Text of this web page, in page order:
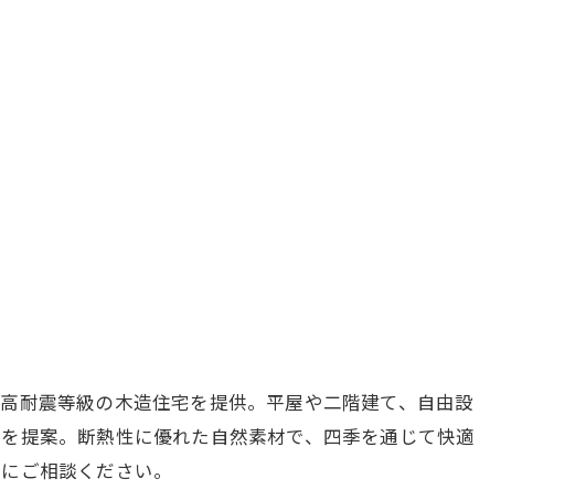
耐震等級の木造住宅を提供。平屋や二階建て、自由設
提案。断熱性に優れた自然素材で、四季を通じて快適
ご相談ください。